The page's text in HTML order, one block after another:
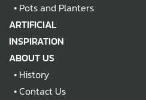
• Pots and Planters
ARTIFICIAL
INSPIRATION
ABOUT US
• History
•Contact Us